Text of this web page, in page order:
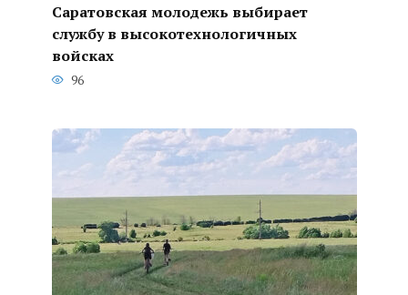
Саратовская молодежь выбирает
службу в высокотехнологичных
войсках
96